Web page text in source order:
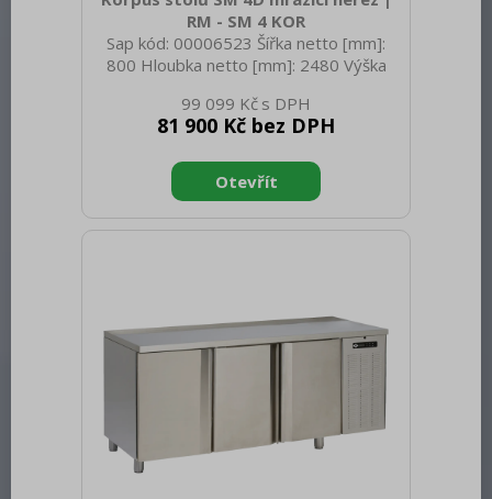
RM - SM 4 KOR
Sap kód: 00006523 Šířka netto [mm]:
800 Hloubka netto [mm]: 2480 Výška
130.00 Šířka brutto [mm]: 800 Hloubka
brutto [mm]: 2480 Výška brutto [mm]:
Materiál: Nerez
99 099 Kč
81 900 Kč bez DPH